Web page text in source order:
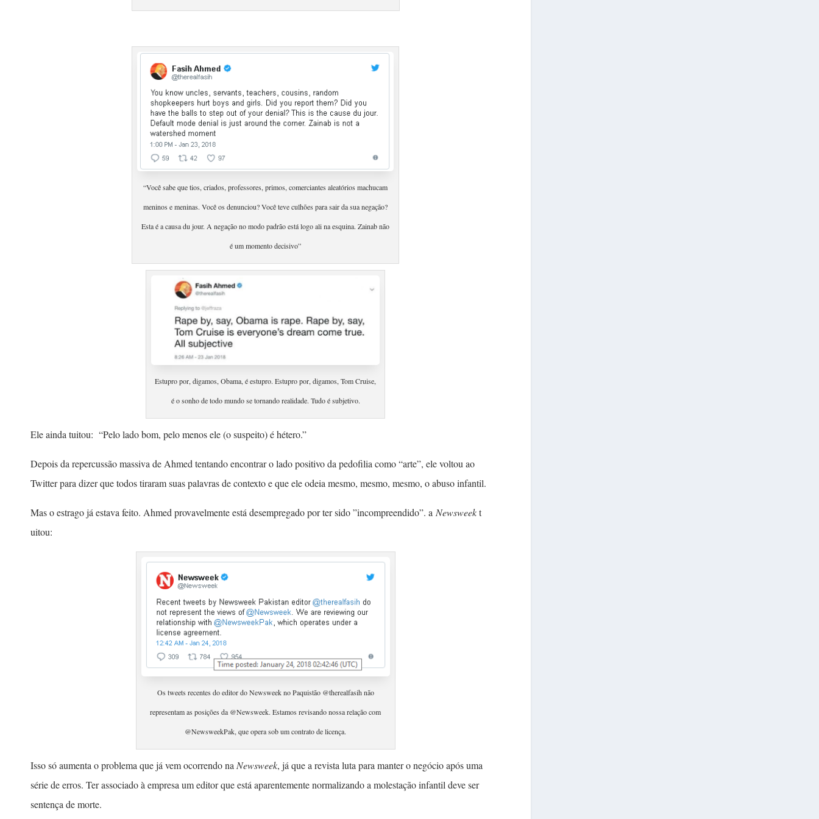
“Você ​sabe que tios, criados, professores, primos, comerciantes aleatórios machucam
meninos e meninas. Você os denunciou? Você teve ​culhões para sair da sua negação?
Esta é a causa du jour. A negação ​no modo padrão está ​logo ali na esquina. Zainab não
é um momento decisivo”
Estupro por, digamos, Obama, é estupro. Estupro por, digamos, Tom Cruise,
é o sonho de todo mundo se tornando realidade. Tudo é subjetivo.
Ele ainda tuitou: “Pelo lado bom, pelo menos ele (o suspeito) é hétero.”
Depois d​a ​repercussão ​massiva ​de Ahmed tentando encontrar o ​lado positivo da pedofilia ​como “arte”, ele voltou ao
Twitter para dizer que todos tiraram suas palavras de contexto e que ​ele odeia ​mesmo, mesmo, mesmo, ​o abuso ​​infantil.
Mas o ​estrago já estava feito. Ahmed provavelmente está ​desempregado por ​ter ​sido ​”incompreendido”. a Newsweekt​
uitou:
Os tweets recentes do editor do Newsweek ​no Paquistão @therealfasih não
representam as ​posições da @Newsweek. Estamos revisando nossa relação com
@NewsweekPak, que opera sob um contrato de licença.
Isso só aumenta o problema que já ​vem ocorrendo naNews​week, já que a revista luta para manter o negócio após uma
série de erros. Ter​ ​associado à empresa um editor que está aparentemente normalizando a mol​estação infantil deve ser ​
sentença de morte.